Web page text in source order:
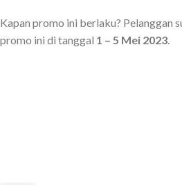
Kapan promo ini berlaku? Pelanggan
promo ini di tanggal 1 – 5 Mei 2023.